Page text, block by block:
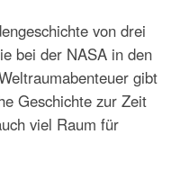
von drei
bei der NASA in den
gibt
Geschichte zur Zeit
viel Raum für